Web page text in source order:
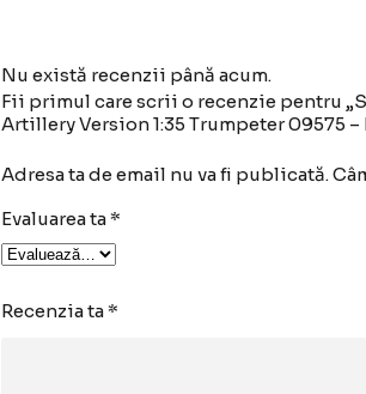
Nu există recenzii până acum.
Fii primul care scrii o recenzie pentru
Artillery Version 1:35 Trumpeter 09575
Adresa ta de email nu va fi publicată.
Evaluarea ta*
Recenzia ta*